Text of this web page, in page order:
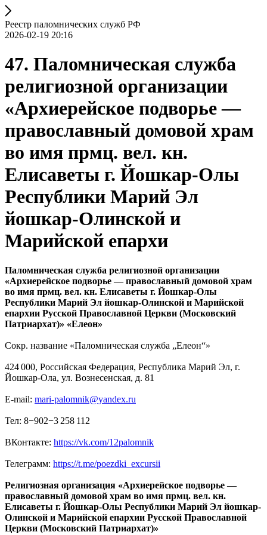
Реестр паломнических служб РФ
2026-02-19 20:16
47. Паломническая служба
религиозной организации
«Архиерейское подворье —
православный домовой храм
во имя прмц. вел. кн.
Елисаветы г. Йошкар-Олы
Республики Марий Эл
йошкар-Олинской и
Марийской епархи
Паломническая служба религиозной организации
«Архиерейское подворье — православный домовой храм
во имя прмц. вел. кн. Елисаветы г. Йошкар-Олы
Республики Марий Эл йошкар-Олинской и Марийской
епархии Русской Православной Церкви (Московский
Патриархат)» «Елеон»
Сокр. название «Паломническая служба „Елеон“»
424 000, Российская Федерация, Республика Марий Эл, г.
Йошкар-Ола, ул. Вознесенская, д. 81
E-mail: mari-palomnik@yandex.ru
Тел: 8−902−3 258 112
ВКонтакте: https://vk.com/12palomnik
Телеграмм: https://t.me/poezdki_excursii
Религиозная организация «Архиерейское подворье —
православный домовой храм во имя прмц. вел. кн.
Елисаветы г. Йошкар-Олы Республики Марий Эл йошкар-
Олинской и Марийской епархии Русской Православной
Церкви (Московский Патриархат)»